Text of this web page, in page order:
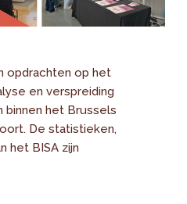
opdrachten op het
en verspreiding
binnen het Brussels
De statistieken,
het BISA zijn